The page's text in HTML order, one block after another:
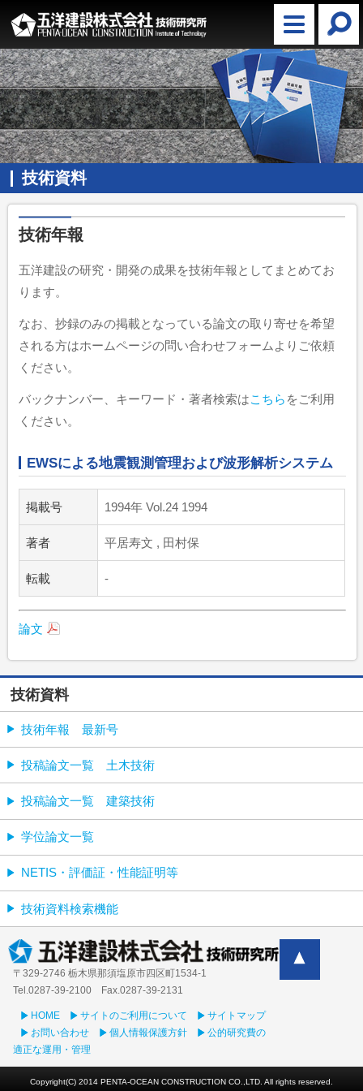
技術資料
技術年報
五洋建設の研究・開発の成果を技術年報としてまとめてお
ります。
なお、抄録のみの掲載となっている論文の取り寄せを希望
される方はホームページの問い合わせフォームよりご依頼
ください。
バックナンバー、キーワード・著者検索はこちら をご利用
ください。
EWSによる地震観測管理および波形解析システム
掲載号 1994年 Vol.24 1994
著者 平居寿文 , 田村保
転載 -
論文
技術資料
技術年報 最新号
投稿論文一覧 土木技術
投稿論文一覧 建築技術
学位論文一覧
NETIS・評価証・性能証明等
技術資料検索機能
〒329-2746 栃木県那須塩原市四区町1534-1
Tel.0287-39‐2100 Fax.0287-39-2131
HOME サイトのご利用について
サイトマップ
お問い合わせ
個人情報保護方針
公的研究費の
適正な運用・管理
Copyright(C) 2014 PENTA-OCEAN CONSTRUCTION CO.,LTD. All rights reserved.